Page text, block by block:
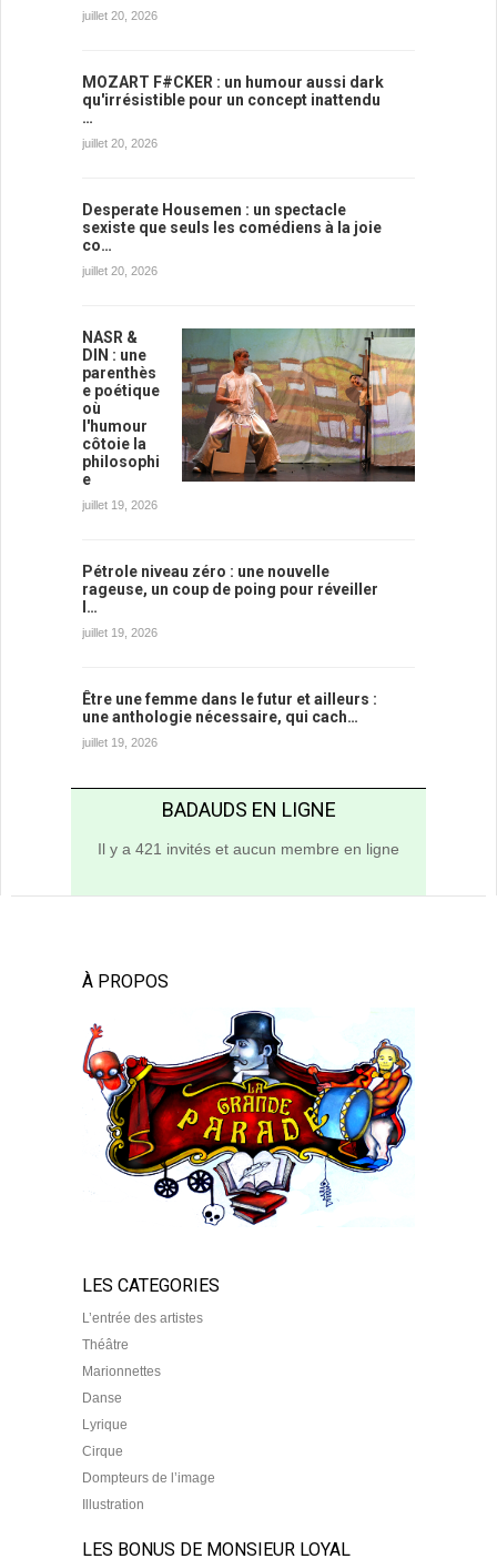
juillet 20, 2026
MOZART F#CKER : un humour aussi dark
qu'irrésistible pour un concept inattendu
…
juillet 20, 2026
Desperate Housemen : un spectacle
sexiste que seuls les comédiens à la joie
co…
juillet 20, 2026
NASR &
DIN : une
parenthès
e poétique
où
l'humour
côtoie la
philosophi
e
juillet 19, 2026
Pétrole niveau zéro : une nouvelle
rageuse, un coup de poing pour réveiller
l…
juillet 19, 2026
Être une femme dans le futur et ailleurs :
une anthologie nécessaire, qui cach…
juillet 19, 2026
BADAUDS EN LIGNE
Il y a 421 invités et aucun membre en ligne
À PROPOS
LES CATEGORIES
L’entrée des artistes
Théâtre
Marionnettes
Danse
Lyrique
Cirque
Dompteurs de l’image
Illustration
LES BONUS DE MONSIEUR LOYAL